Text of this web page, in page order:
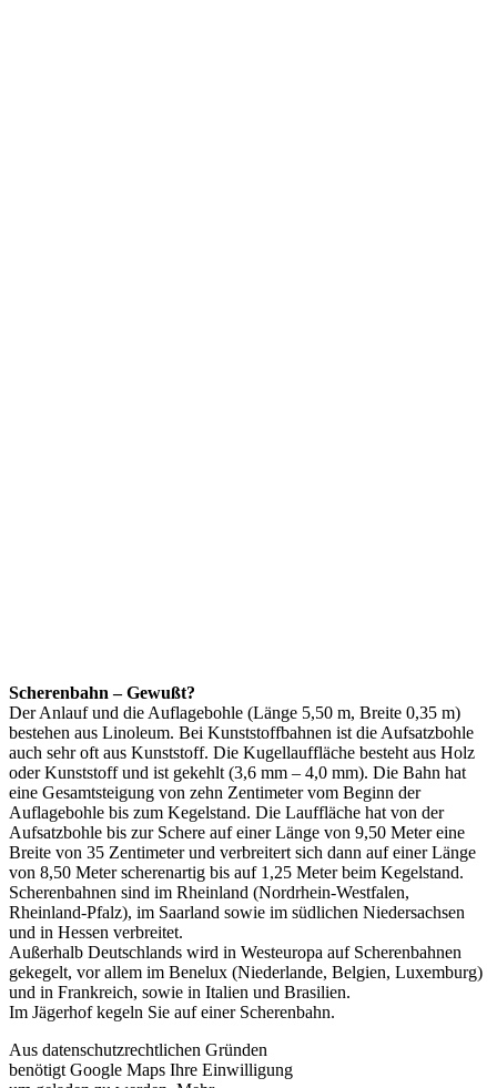
Scherenbahn – Gewußt?
Der Anlauf und die Auflagebohle (Länge 5,50 m, Breite 0,35 m)
bestehen aus Linoleum. Bei Kunststoffbahnen ist die Aufsatzbohle
auch sehr oft aus Kunststoff. Die Kugellauffläche besteht aus Holz
oder Kunststoff und ist gekehlt (3,6 mm – 4,0 mm). Die Bahn hat
eine Gesamtsteigung von zehn Zentimeter vom Beginn der
Auflagebohle bis zum Kegelstand. Die Lauffläche hat von der
Aufsatzbohle bis zur Schere auf einer Länge von 9,50 Meter eine
Breite von 35 Zentimeter und verbreitert sich dann auf einer Länge
von 8,50 Meter scherenartig bis auf 1,25 Meter beim Kegelstand.
Scherenbahnen sind im Rheinland (Nordrhein-Westfalen,
Rheinland-Pfalz), im Saarland sowie im südlichen Niedersachsen
und in Hessen verbreitet.
Außerhalb Deutschlands wird in Westeuropa auf Scherenbahnen
gekegelt, vor allem im Benelux (Niederlande, Belgien, Luxemburg)
und in Frankreich, sowie in Italien und Brasilien.
Im Jägerhof kegeln Sie auf einer Scherenbahn.
Aus datenschutzrechtlichen Gründen
benötigt Google Maps Ihre Einwilligung